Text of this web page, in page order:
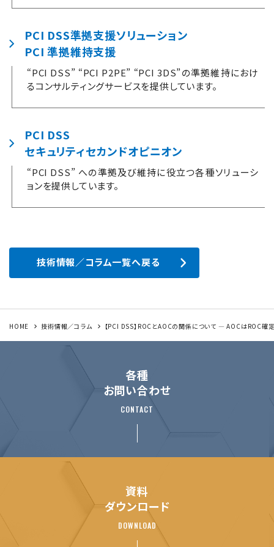
PCI DSS準拠支援ソリューション
PCI 準拠維持支援
“PCI DSS” “PCI P2PE” “PCI 3DS”の準拠維持におけ
るコンサルティングサービスを提供しています。
PCI DSS
セキュリティセカンドオピニオン
“PCI DSS” への準拠及び維持に役立つ各種ソリューシ
ョンを提供しています。
技術情報／コラム一覧へ戻る
HOME 技術情報／コラム 【PCI DSS】ROCとAOCの関係について ― AOCはROC
各種
お問い合わせ
CONTACT
資料
ダウンロード
DOWNLOAD